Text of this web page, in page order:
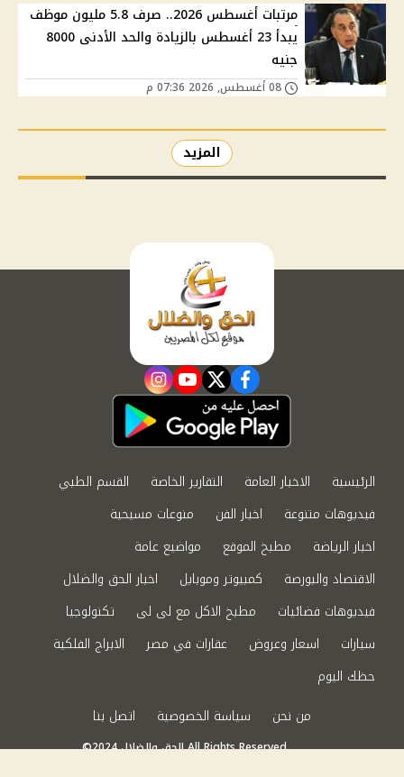
مرتبات أغسطس 2026.. صرف 5.8 مليون موظف
يبدأ 23 أغسطس بالزيادة والحد الأدنى 8000
جنيه
المزيد
facebook
twitter
youtube
instagram
الرئيسية الاخبار العامة التقارير الخاصة
القسم الطبي
فيديوهات متنوعة
اخبار الفن
منوعات مسيحية
اخبار الرياضة
مطبخ الموقع
مواضيع عامة
الاقتصاد والبورصة
كمبيوتر وموبايل
اخبار الحق والضلال
فيديوهات فضائيات
مطبخ الاكل مع لى لى
تكنولوجيا
سيارات
اسعار وعروض عقارات في مصر
الابراج الفلكية
حظك اليوم
من نحن
سياسة الخصوصية اتصل بنا
©2024 الحق والضلال All Rights Reserved.